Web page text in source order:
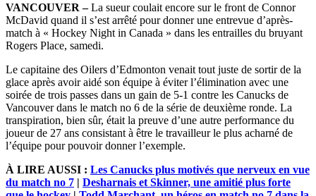
VANCOUVER –La sueur coulait encore sur le front de Connor
McDavid quand il s’est arrêté pour donner une entrevue d’après-
match à « Hockey Night in Canada » dans les entrailles du bruyant
Rogers Place, samedi.
Le capitaine des Oilers d’Edmonton venait tout juste de sortir de la
glace après avoir aidé son équipe à éviter l’élimination avec une
soirée de trois passes dans un gain de 5-1 contre les Canucks de
Vancouver dans le match no 6 de la série de deuxième ronde. La
transpiration, bien sûr, était la preuve d’une autre performance du
joueur de 27 ans consistant à être le travailleur le plus acharné de
l’équipe pour pouvoir donner l’exemple.
À LIRE AUSSI : Les Canucks plus motivés que nerveux en vue
du match no 7 | Desharnais et Skinner, une amitié plus forte